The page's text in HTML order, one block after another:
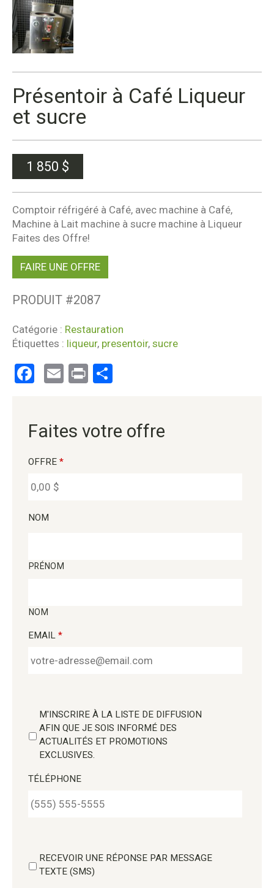
Présentoir à Café Liqueur
et sucre
1 850 $
Comptoir réfrigéré à Café, avec machine à Café,
Machine à Lait machine à sucre machine à Liqueur
Faites des Offre!
FAIRE UNE OFFRE
PRODUIT #2087
Catégorie : Restauration
Étiquettes : liqueur, presentoir, sucre
Facebook
EmailPrint
Faites votre offre
OFFRE *
NOM
PRÉNOM
NOM
EMAIL *
M'INSCRIRE À LA LISTE DE DIFFUSION
AFIN QUE JE SOIS INFORMÉ DES
ACTUALITÉS ET PROMOTIONS
EXCLUSIVES.
TÉLÉPHONE
RECEVOIR UNE RÉPONSE PAR MESSAGE
TEXTE (SMS)